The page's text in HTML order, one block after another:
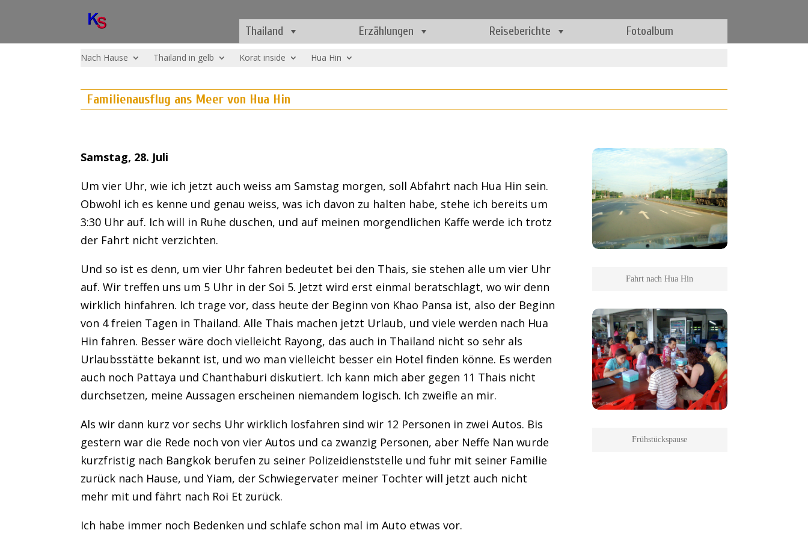
Thailand Erzählungen Reiseberichte Fotoalbum
Nach Hause Thailand in gelb Korat inside Hua Hin
Familienausflug ans Meer von Hua Hin
Samstag, 28. Juli
Um vier Uhr, wie ich jetzt auch weiss am Samstag morgen, soll Abfahrt nach Hua Hin sein.
Obwohl ich es kenne und genau weiss, was ich davon zu halten habe, stehe ich bereits um
3:30 Uhr auf. Ich will in Ruhe duschen, und auf meinen morgendlichen Kaffe werde ich trotz
der Fahrt nicht verzichten.
Und so ist es denn, um vier Uhr fahren bedeutet bei den Thais, sie stehen alle um vier Uhr
auf. Wir treffen uns um 5 Uhr in der Soi 5. Jetzt wird erst einmal beratschlagt, wo wir denn
wirklich hinfahren. Ich trage vor, dass heute der Beginn von Khao Pansa ist, also der Beginn
von 4 freien Tagen in Thailand. Alle Thais machen jetzt Urlaub, und viele werden nach Hua
Hin fahren. Besser wäre doch vielleicht Rayong, das auch in Thailand nicht so sehr als
Urlaubsstätte bekannt ist, und wo man vielleicht besser ein Hotel finden könne. Es werden
auch noch Pattaya und Chanthaburi diskutiert. Ich kann mich aber gegen 11 Thais nicht
durchsetzen, meine Aussagen erscheinen niemandem logisch. Ich zweifle an mir.
Als wir dann kurz vor sechs Uhr wirklich losfahren sind wir 12 Personen in zwei Autos. Bis
gestern war die Rede noch von vier Autos und ca zwanzig Personen, aber Neffe Nan wurde
kurzfristig nach Bangkok berufen zu seiner Polizeidienststelle und fuhr mit seiner Familie
zurück nach Hause, und Yiam, der Schwiegervater meiner Tochter will jetzt auch nicht
mehr mit und fährt nach Roi Et zurück.
Ich habe immer noch Bedenken und schlafe schon mal im Auto etwas vor.
Fahrt nach Hua Hin
Frühstückspause